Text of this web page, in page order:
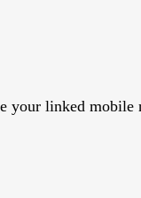
your linked